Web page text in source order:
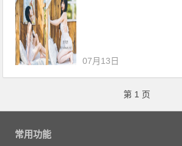
07月13日
第 1 页
常用功能